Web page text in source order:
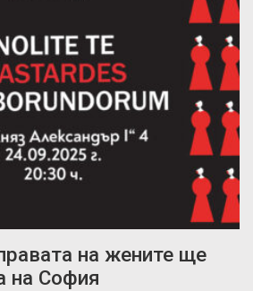
на жените ще
на София